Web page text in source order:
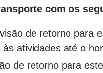
com os
de retorno para
atividades até o
de retorno para